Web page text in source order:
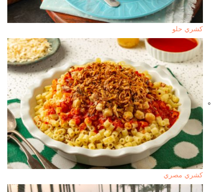
كشري حلو
كشري مصري